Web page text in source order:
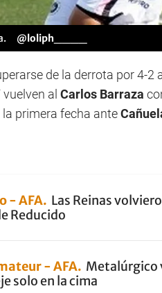
@loliph____
de la derrota por 4-2
al Carlos Barraza
primera fecha ante
- AFA Las Reinas
Reducido
- AFA Metalúrgico
solo en la cima